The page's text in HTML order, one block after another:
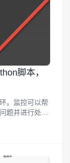
脚本，
。监控可以帮
题并进行处
环，它可以帮
免损失的扩